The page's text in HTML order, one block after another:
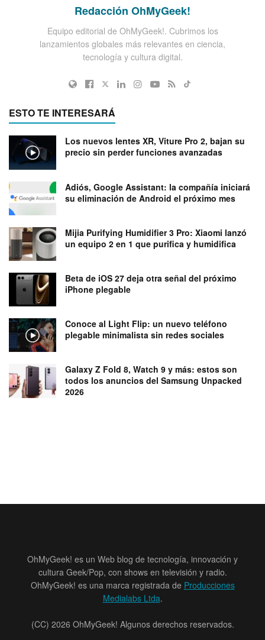
Redacción OhMyGeek!
Equipo editorial de OhMyGeek!. Cubrimos los
lanzamientos globales más relevantes en ciencia,
tecnología y cultura digital.
ESTO TE INTERESARÁ
Los nuevos lentes XR, Viture Pro 2, bajan su
precio sin perder funciones avanzadas
Adiós, Google Assistant: la compañía iniciará
su eliminación de Android el próximo mes
Mijia Purifying Humidifier 3 Pro: Xiaomi lanzó
un equipo 2 en 1 que purifica y humidifica
Beta de iOS 27 deja otra señal del próximo
iPhone plegable
Conoce al Light Flip: un nuevo teléfono
plegable minimalista sin redes sociales
Galaxy Z Fold 8, Watch 9 y más: estos son
todos los anuncios del Samsung Unpacked
2026
OhMyGeek! es un Web blog de tecnología, innovación y
cultura Geek/Pop, con shows en televisión y radio.
OhMyGeek! es una marca registrada de Producciones
Medialabs Ltda.
(CC) 2026 OhMyGeek! Algunos derechos reservados.